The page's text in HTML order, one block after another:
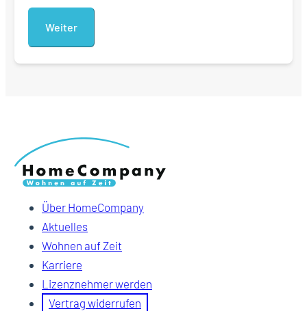
Über HomeCompany
Aktuelles
Wohnen auf Zeit
Karriere
Lizenznehmer werden
Vertrag widerrufen